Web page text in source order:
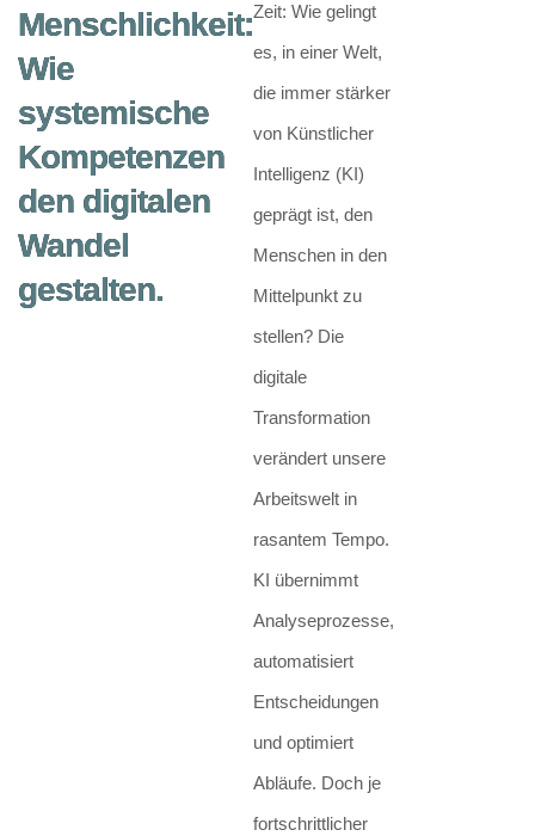
Menschlichkeit:
Wie
systemische
Kompetenzen
den digitalen
Wandel
gestalten.
Zeit: Wie gelingt
es, in einer Welt,
die immer stärker
von Künstlicher
Intelligenz (KI)
geprägt ist, den
Menschen in den
Mittelpunkt zu
stellen? Die
digitale
Transformation
verändert unsere
Arbeitswelt in
rasantem Tempo.
KI übernimmt
Analyseprozesse,
automatisiert
Entscheidungen
und optimiert
Abläufe. Doch je
fortschrittlicher